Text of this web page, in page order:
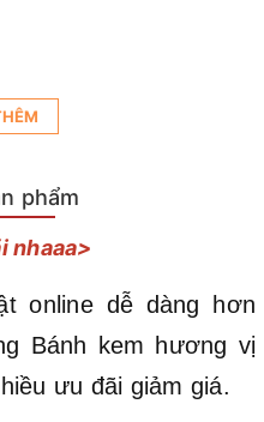
phẩm
nhaaa>
online dễ dàng hơn
Bánh kem hương vị
ưu đãi giảm giá.